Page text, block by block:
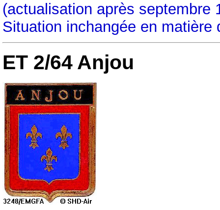
(actualisation après septembre
Situation inchangée en matière
ET 2/64 Anjou